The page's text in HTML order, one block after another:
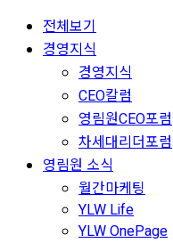
전체보기
경영지식
경영지식
CEO칼럼
영림원CEO포럼
차세대리더포럼
영림원 소식
월간마케팅
YLW Life
YLW OnePage